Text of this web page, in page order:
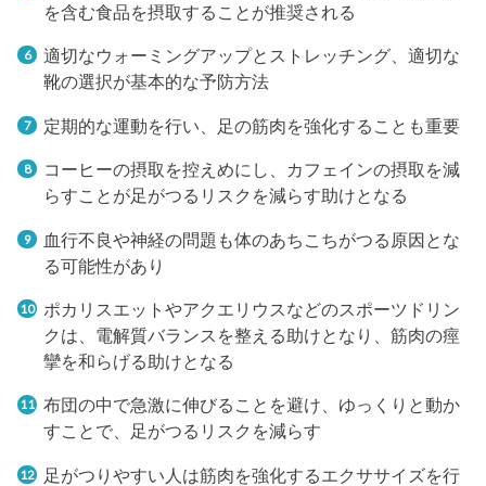
を含む食品を摂取することが推奨される
適切なウォーミングアップとストレッチング、適切な
靴の選択が基本的な予防方法
定期的な運動を行い、足の筋肉を強化することも重要
コーヒーの摂取を控えめにし、カフェインの摂取を減
らすことが足がつるリスクを減らす助けとなる
血行不良や神経の問題も体のあちこちがつる原因とな
る可能性があり
ポカリスエットやアクエリウスなどのスポーツドリン
クは、電解質バランスを整える助けとなり、筋肉の痙
攣を和らげる助けとなる
布団の中で急激に伸びることを避け、ゆっくりと動か
すことで、足がつるリスクを減らす
足がつりやすい人は筋肉を強化するエクササイズを行